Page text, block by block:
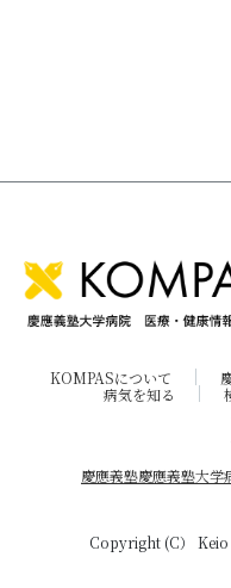
KOMPASについて
病気を知る
慶應義塾慶應義塾大学
Copyright (C）